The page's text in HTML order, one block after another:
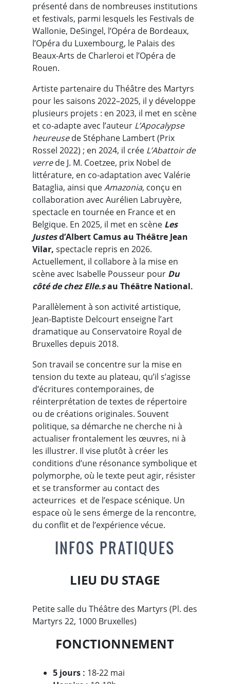
présenté dans de nombreuses institutions
et festivals, parmi lesquels les Festivals de
Wallonie, DeSingel, l’Opéra de Bordeaux,
l’Opéra du Luxembourg, le Palais des
Beaux-Arts de Charleroi et l’Opéra de
Rouen.
Artiste partenaire du Théâtre des Martyrs
pour les saisons 2022–2025, il y développe
plusieurs projets : en 2023, il met en scène
et co-adapte avec l’auteur L’Apocalypse
heureusede Stéphane Lambert (Prix
Rossel 2022) ; en 2024, il crée L’Abattoir de
verrede J. M. Coetzee, prix Nobel de
littérature, en co-adaptation avec Valérie
Bataglia, ainsi queAmazonia, conçu en
collaboration avec Aurélien Labruyère,
spectacle en tournée en France et en
Belgique. En 2025, il met en scène Les
Justesd’Albert Camus au Théâtre Jean
Vilar, spectacle repris en 2026.
Actuellement, il collabore à la mise en
scène avec Isabelle Pousseur pour Du
côté de chez Elle.sau Théâtre National.
Parallèlement à son activité artistique,
Jean-Baptiste Delcourt enseigne l’art
dramatique au Conservatoire Royal de
Bruxelles depuis 2018.
Son travail se concentre sur la mise en
tension du texte au plateau, qu’il s’agisse
d’écritures contemporaines, de
réinterprétation de textes de répertoire
ou de créations originales. Souvent
politique, sa démarche ne cherche ni à
actualiser frontalement les œuvres, ni à
les illustrer. Il vise plutôt à créer les
conditions d’une résonance symbolique et
polymorphe, où le texte peut agir, résister
et se transformer au contact des
acteurrices et de l’espace scénique. Un
espace où le sens émerge de la rencontre,
du conflit et de l’expérience vécue.
INFOS PRATIQUES
LIEU DU STAGE
Petite salle du Théâtre des Martyrs (Pl. des
Martyrs 22, 1000 Bruxelles)
FONCTIONNEMENT
5 jours : 18-22 mai